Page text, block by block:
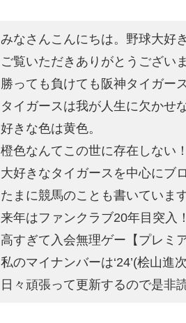
みなさんこんにちは。野球大好
ご覧いただきあり がとうござい
勝っても負けても阪神タイガー
タイガースは我が人生に欠かせ
好きな色は黄色。
橙色なんてこの世に存在しない
大好きなタイガースを中心にブ
たまに競馬のことも書いています
来年はファンクラブ20年目突入！
高すぎて入会無理ゲー【プレミ
私のマイナンバーは‘24’(桧山進
日々頑張って更新するので是非